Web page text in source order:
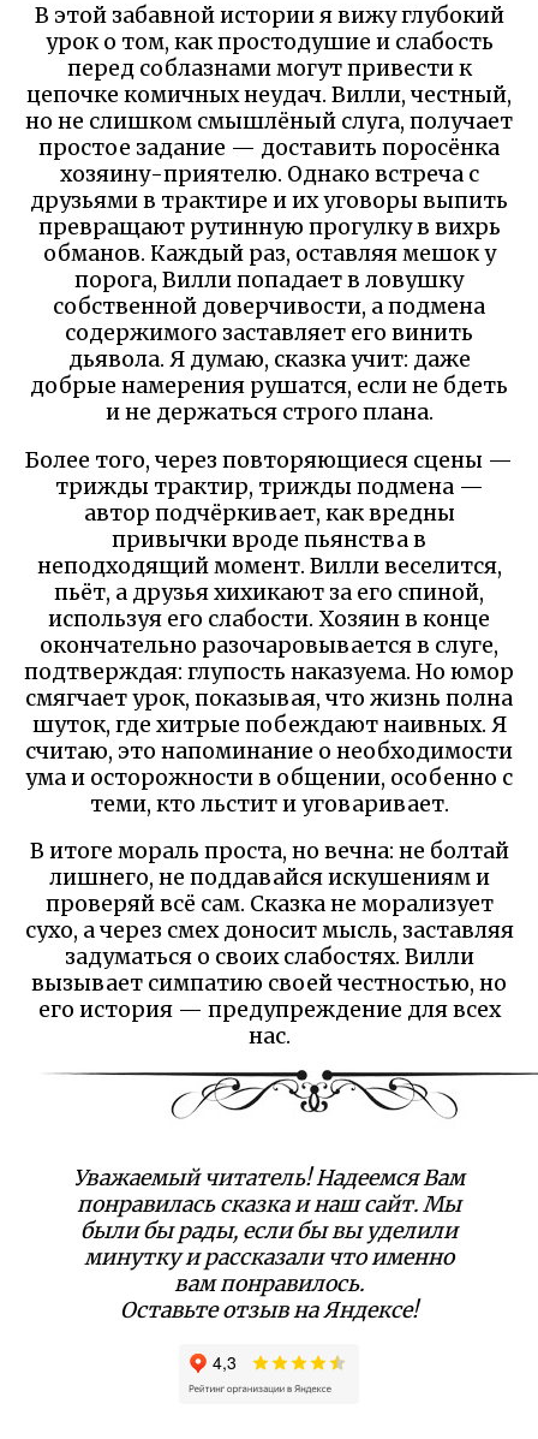
В этой забавной истории я вижу глубокий
урок о том, как простодушие и слабость
перед соблазнами могут привести к
цепочке комичных неудач. Вилли, честный,
но не слишком смышлёный слуга, получает
простое задание — доставить поросёнка
хозяину-приятелю. Однако встреча с
друзьями в трактире и их уговоры выпить
превращают рутинную прогулку в вихрь
обманов. Каждый раз, оставляя мешок у
порога, Вилли попадает в ловушку
собственной доверчивости, а подмена
содержимого заставляет его винить
дьявола. Я думаю, сказка учит: даже
добрые намерения рушатся, если не бдеть
и не держаться строго плана.
Более того, через повторяющиеся сцены —
трижды трактир, трижды подмена —
автор подчёркивает, как вредны
привычки вроде пьянства в
неподходящий момент. Вилли веселится,
пьёт, а друзья хихикают за его спиной,
используя его слабости. Хозяин в конце
окончательно разочаровывается в слуге,
подтверждая: глупость наказуема. Но юмор
смягчает урок, показывая, что жизнь полна
шуток, где хитрые побеждают наивных. Я
считаю, это напоминание о необходимости
ума и осторожности в общении, особенно с
теми, кто льстит и уговаривает.
В итоге мораль проста, но вечна: не болтай
лишнего, не поддавайся искушениям и
проверяй всё сам. Сказка не морализует
сухо, а через смех доносит мысль, заставляя
задуматься о своих слабостях. Вилли
вызывает симпатию своей честностью, но
его история — предупреждение для всех
нас.
Уважаемый читатель! Надеемся Вам
понравилась сказка и наш сайт. Мы
были бы рады, если бы вы уделили
минутку и рассказали что именно
вам понравилось.
Оставьте отзыв на Яндексе!